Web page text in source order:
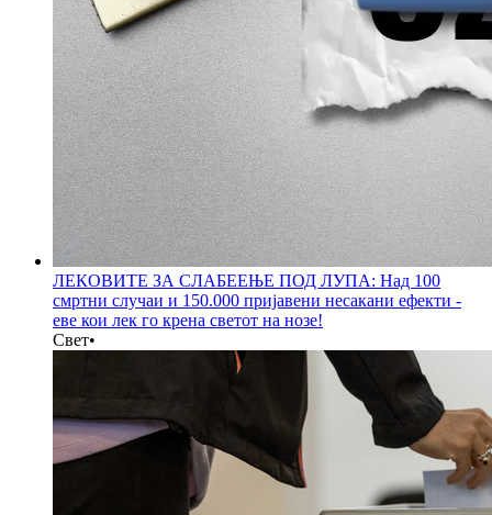
ЛЕКОВИТЕ ЗА СЛАБЕЕЊЕ ПОД ЛУПА: Над 100
смртни случаи и 150.000 пријавени несакани ефекти -
еве кои лек го крена светот на нозе!
Свет•